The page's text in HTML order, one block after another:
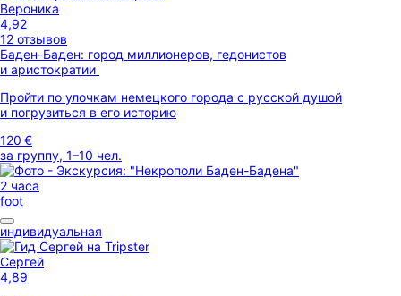
Вероника
4,92
12 отзывов
Баден-Баден: город миллионеров, гедонистов
и аристократии
Пройти по улочкам немецкого города с русской душой
и погрузиться в его историю
120 €
за группу, 1–10 чел.
2 часа
foot
индивидуальная
Сергей
4,89